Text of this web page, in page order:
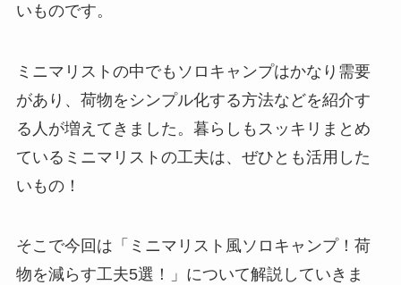
いものです。
ミニマリストの中でもソロキャンプはかなり需要
があり、荷物をシンプル化する方法などを紹介す
る人が増えてきました。暮らしもスッキリまとめ
ているミニマリストの工夫は、ぜひとも活用した
いもの！
そこで今回は「ミニマリスト風ソロキャンプ！荷
物を減らす工夫5選！」について解説していきま